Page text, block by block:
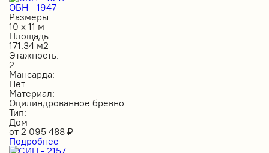
ОБН - 1947
Размеры:
10 х 11 м
Площадь:
171.34 м2
Этажность:
2
Мансарда:
Нет
Материал:
Оцилиндрованное бревно
Тип:
Дом
от 2 095 488 ₽
Подробнее